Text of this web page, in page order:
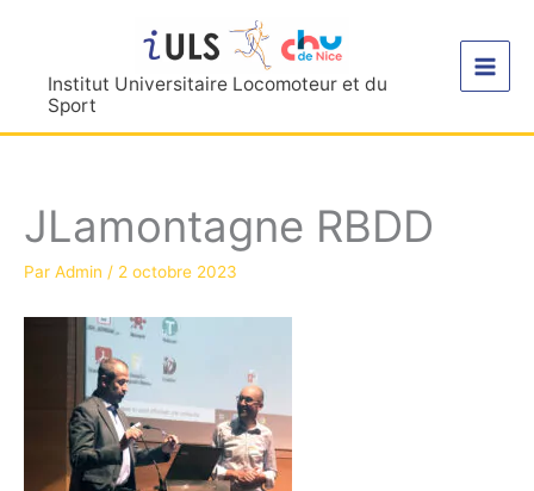
contenuInstitut Universitaire Locomoteur et du
Sport
JLamontagne RBDD
Par Admin / 2 octobre 2023